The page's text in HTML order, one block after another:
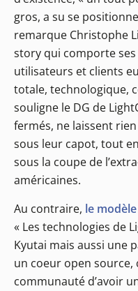
gros, a su se
remarque Christophe
story qui comporte
utilisateurs et clients
totale, technologique,
souligne le DG de
fermés, ne laissent
sous leur capot, tout
sous la coupe de
américaines.
Au contraire, le
« Les technologies de
Kyutai mais aussi une
un coeur open source,
communauté d’avoir